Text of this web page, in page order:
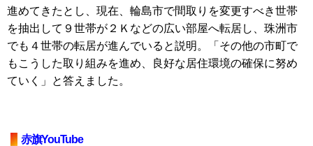
進めてきたとし、現在、輪島市で間取りを変更すべき世帯
を抽出して９世帯が２Ｋなどの広い部屋へ転居し、珠洲市
でも４世帯の転居が進んでいると説明。「その他の市町で
もこうした取り組みを進め、良好な居住環境の確保に努め
ていく」と答えました。
赤旗YouTube